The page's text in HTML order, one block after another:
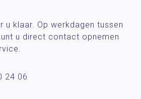
u klaar. Op werkdagen tussen
u direct contact opnemen
24 06